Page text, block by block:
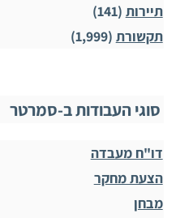
תיירות (141)
תקשורת (1,999)
סוגי העבודות ב-סמרטר
דו"ח מעבדה
הצעת מחקר
מבחן